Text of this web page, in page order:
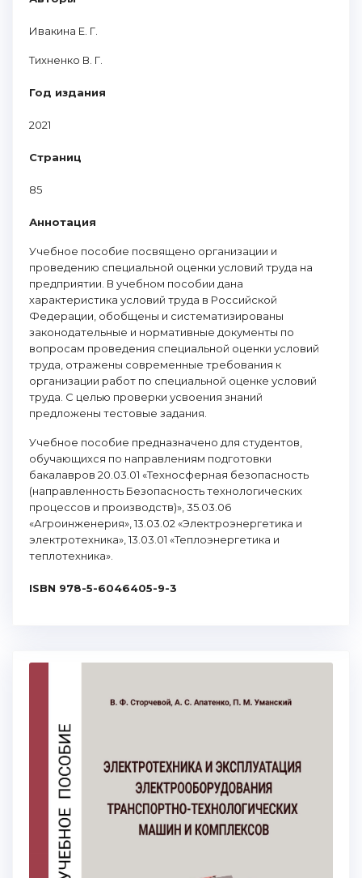
Ивакина Е. Г.
Тихненко В. Г.
Год издания
2021
Страниц
85
Аннотация
Учебное пособие посвящено организации и
проведению специальной оценки условий труда на
предприятии. В учебном пособии дана
характеристика условий труда в Российской
Федерации, обобщены и систематизированы
законодательные и нормативные документы по
вопросам проведения специальной оценки условий
труда, отражены современные требования к
организации работ по специальной оценке условий
труда. С целью проверки усвоения знаний
предложены тестовые задания.
Учебное пособие предназначено для студентов,
обучающихся по направлениям подготовки
бакалавров 20.03.01 «Техносферная безопасность
(направленность Безопасность технологических
процессов и производств)», 35.03.06
«Агроинженерия», 13.03.02 «Электроэнергетика и
электротехника», 13.03.01 «Теплоэнергетика и
теплотехника».
ISBN 978-5-6046405-9-3